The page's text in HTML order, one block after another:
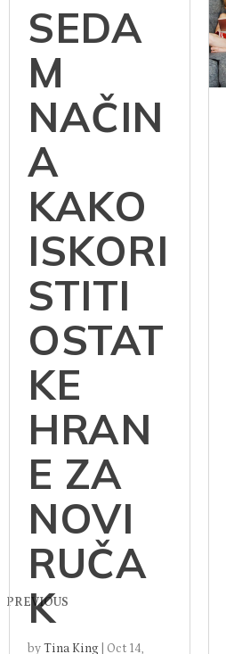
PREVIOUS
SEDA
M
NAČIN
A
KAKO
ISKORI
STITI
OSTAT
KE
HRAN
E ZA
NOVI
RUČA
K
byTina King Oct 14,